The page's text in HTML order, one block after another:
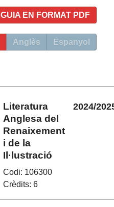
GUIA EN FORMAT PDF
Anglès Espanyol
Literatura
Anglesa del
Renaixement
i de la
Il·lustració
Codi: 106300
Crèdits: 6
2024/